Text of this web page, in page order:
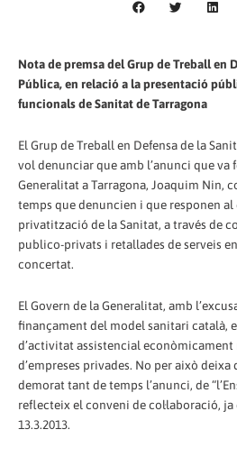
Nota de premsa del Grup de Treball en
Pública, en relació a la presentació
funcionals de Sanitat de Tarragona
El Grup de Treball en Defensa de la
vol denunciar que amb l’anunci que va
Generalitat a Tarragona, Joaquim Nin,
temps que denuncien i que responen
privatització de la Sanitat, a través de
publico-privats i retallades de serveis
concertat.
El Govern de la Generalitat, amb
finançament del model sanitari català,
d’activitat assistencial econòmicament
d’empreses privades. No per això deixa
demorat tant de temps l’anunci, de
reflecteix el conveni de col·laboració, ja
13.3.2013.